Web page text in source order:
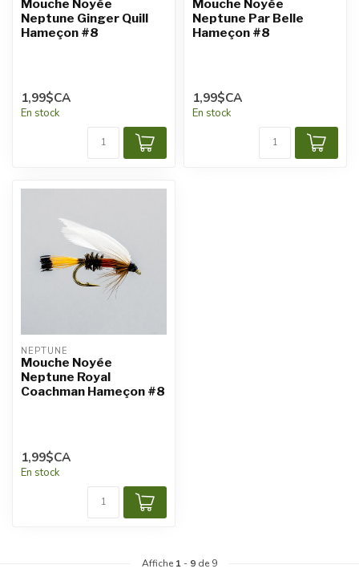
Mouche Noyée
Neptune Ginger Quill
Hameçon #8
1,99$CA
En stock
Mouche Noyée
Neptune Par Belle
Hameçon #8
1,99$CA
En stock
NEPTUNE
Mouche Noyée
Neptune Royal
Coachman Hameçon #8
1,99$CA
En stock
Affiche 1 - 9 de 9